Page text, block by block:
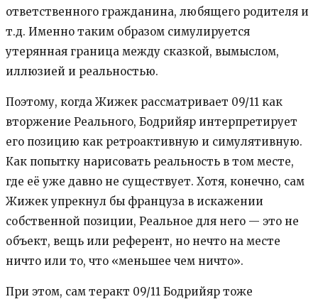
ответственного гражданина, любящего родителя и
т.д. Именно таким образом симулируется
утерянная граница между сказкой, вымыслом,
иллюзией и реальностью.
Поэтому, когда Жижек рассматривает 09/11 как
вторжение Реального, Бодрийяр интерпретирует
его позицию как ретроактивную и симулятивную.
Как попытку нарисовать реальность в том месте,
где её уже давно не существует. Хотя, конечно, сам
Жижек упрекнул бы француза в искажении
собственной позиции, Реальное для него — это не
объект, вещь или референт, но нечто на месте
ничто или то, что «меньшее чем ничто».
При этом, сам теракт 09/11 Бодрийяр тоже